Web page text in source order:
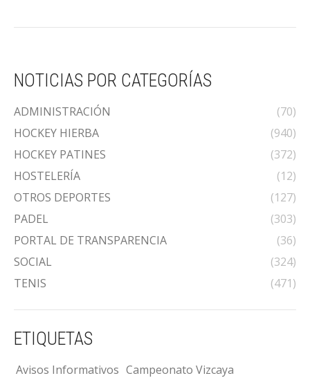
NOTICIAS POR CATEGORÍAS
ADMINISTRACIÓN
(70)
HOCKEY HIERBA
(940)
HOCKEY PATINES
(372)
HOSTELERÍA
(12)
OTROS DEPORTES
(127)
PADEL
(303)
PORTAL DE TRANSPARENCIA
(36)
SOCIAL
(324)
TENIS
(471)
ETIQUETAS
Avisos Informativos Campeonato Vizcaya